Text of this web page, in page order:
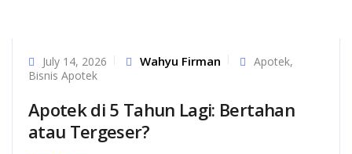
July 14, 2026 Wahyu Firman Apotek,
Bisnis Apotek
Apotek di 5 Tahun Lagi: Bertahan
atau Tergeser?